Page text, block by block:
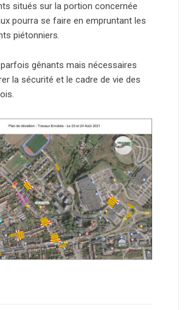
situés sur la portion concernée
pourra se faire en empruntant les
piétonniers.
parfois gênants mais nécessaires
la sécurité et le cadre de vie des